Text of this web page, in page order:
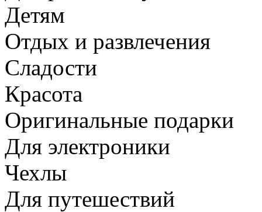
Детям
Отдых и развлечения
Сладости
Красота
Оригинальные подарки
Для электроники
Чехлы
Для путешествий